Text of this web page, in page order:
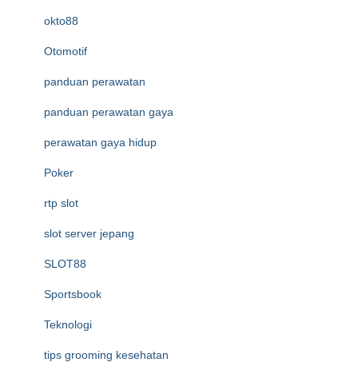
okto88
Otomotif
panduan perawatan
panduan perawatan gaya
perawatan gaya hidup
Poker
rtp slot
slot server jepang
SLOT88
Sportsbook
Teknologi
tips grooming kesehatan